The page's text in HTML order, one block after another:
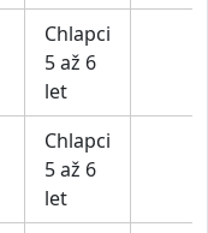
Chlapci
5 až 6
let
Chlapci
5 až 6
let